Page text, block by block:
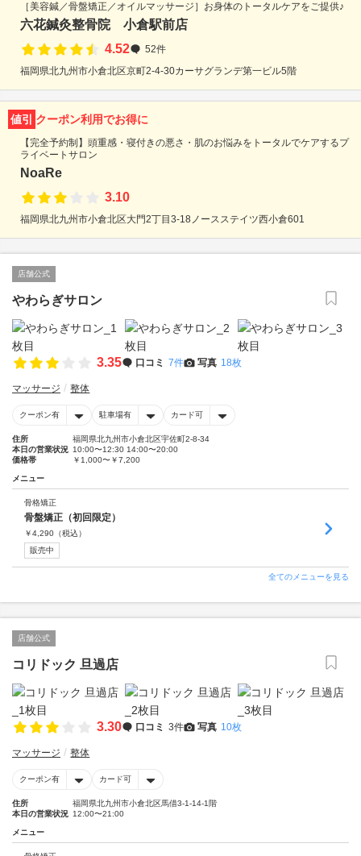
［美容鍼／骨盤矯正／オイルマッサージ］お身体のトータルケアをご提供♪
六花鍼灸整骨院 小倉駅前店
4.52
52件
福岡県北九州市小倉北区京町2-4-30カーサグランデ第一ビル5階
値引 クーポン利用でお得に
【完全予約制】頭重感・寝付きの悪さ・肌のお悩みをトータルでケアするプ
ライベートサロン
NoaRe
3.10
福岡県北九州市小倉北区大門2丁目3-18ノースステイツ西小倉601
店舗公式
やわらぎサロン
3.35 口コミ 7件 写真 18枚
マッサージ 整体
クーポン有 駐車場有 カード可
住所
福岡県北九州市小倉北区宇佐町2-8-34
本日の営業状況 10:00〜12:30 14:00〜20:00
価格帯
￥1,000〜￥7,200
メニュー
骨格矯正
骨盤矯正（初回限定）
￥4,290 （税込）
販売中
全てのメニューを見る
店舗公式
コリドック 旦過店
3.30 口コミ 3件 写真 10枚
マッサージ 整体
クーポン有 カード可
住所
福岡県北九州市小倉北区馬借3-1-14-1階
本日の営業状況 12:00〜21:00
メニュー